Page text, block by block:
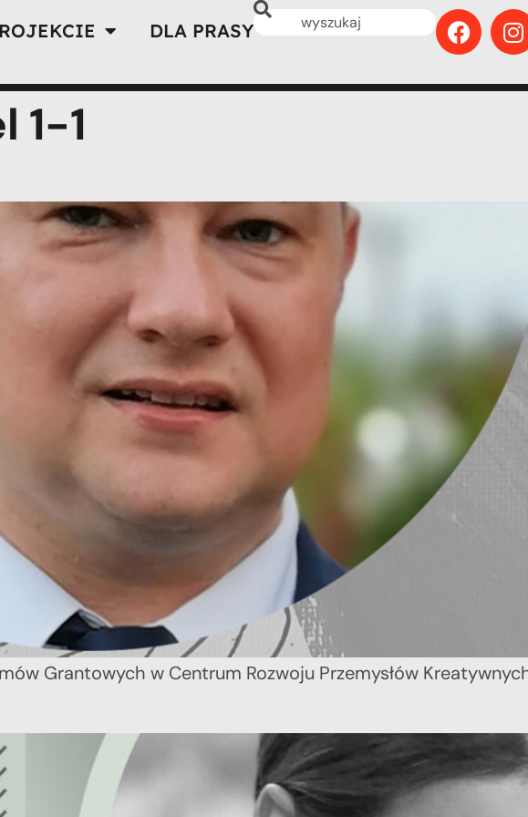
DLA PRASY
1-1
Grantowych w Centrum Rozwoju Przemysłów